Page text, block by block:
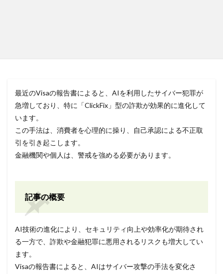
最近のVisaの報告書によると、AIを利用したサイバー犯罪が
急増しており、特に「ClickFix」型の詐欺が効果的に進化して
います。
この手法は、消費者を心理的に操り、自己承認による不正取
引を引き起こします。
金融機関や個人は、警戒を強める必要があります。
記事の概要
AI技術の進化により、セキュリティ向上や効率化が期待され
る一方で、詐欺や金融犯罪に悪用されるリスクも増大してい
ます。
Visaの報告書によると、AIはサイバー攻撃の手法を変化さ